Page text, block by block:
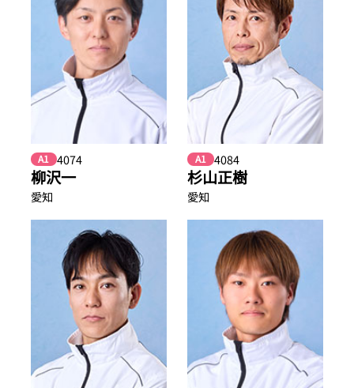
A1 4074
柳沢一
愛知
A1 4084
杉山正樹
愛知